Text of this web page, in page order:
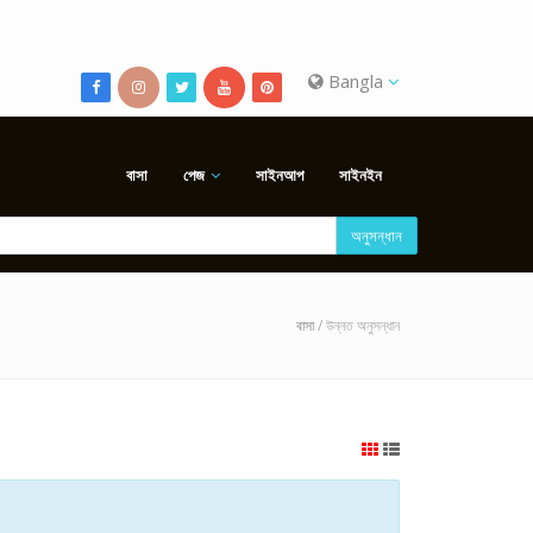
Bangla
বাসা পেজ সাইনআপ সাইনইন
অনুসন্ধান
বাসা/ উন্নত অনুসন্ধান